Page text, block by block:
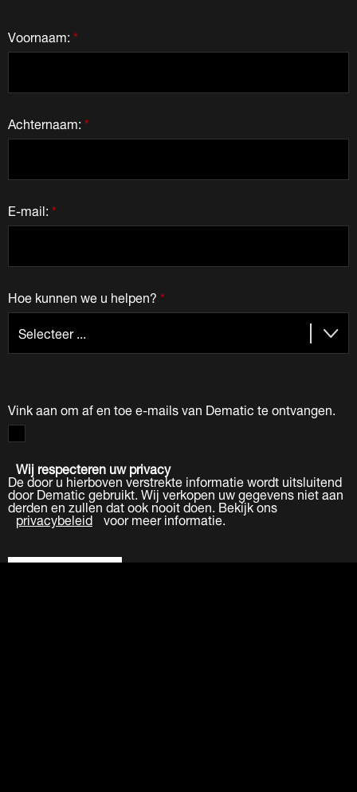
*
Voornaam:
*
Achternaam:
*
E-mail:
*
Hoe kunnen we u helpen?
Vink aan om af en toe e-mails van Dematic te ontvangen.
Wij respecteren uw privacy
De door u hierboven verstrekte informatie wordt uitsluitend
door Dematic gebruikt. Wij verkopen uw gegevens niet aan
derden en zullen dat ook nooit doen. Bekijk ons
privacybeleid voor meer informatie.